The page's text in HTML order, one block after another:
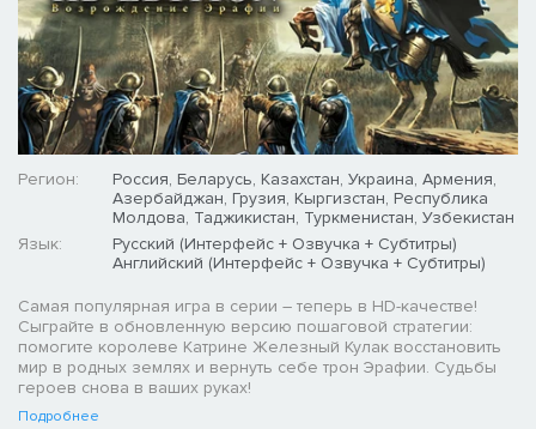
Регион:
Россия, Беларусь, Казахстан, Украина, Армения,
Азербайджан, Грузия, Кыргизстан, Республика
Молдова, Таджикистан, Туркменистан, Узбекистан
Язык:
Русский (Интерфейс + Озвучка + Субтитры)
Английский (Интерфейс + Озвучка + Субтитры)
Самая популярная игра в серии – теперь в HD-качестве!
Сыграйте в обновленную версию пошаговой стратегии:
помогите королеве Катрине Железный Кулак восстановить
мир в родных землях и вернуть себе трон Эрафии. Судьбы
героев снова в ваших руках!
Подробнее